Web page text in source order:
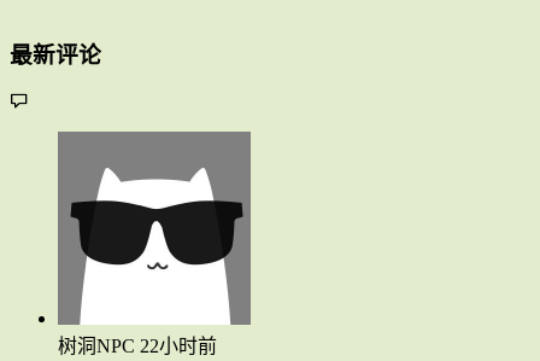
最新评论
树洞NPC 22小时前